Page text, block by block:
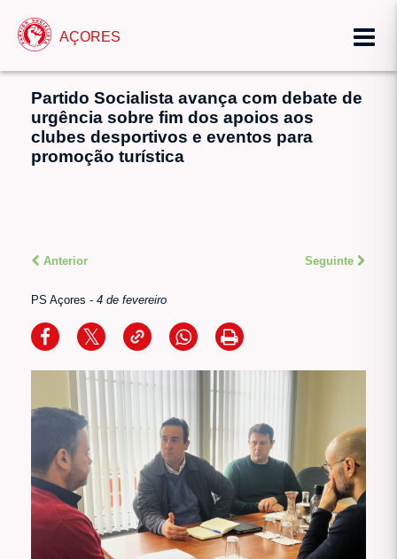
AÇORES
Partido Socialista avança com debate de
urgência sobre fim dos apoios aos
clubes desportivos e eventos para
promoção turística
Anterior Seguinte
PS Açores - 4 de fevereiro